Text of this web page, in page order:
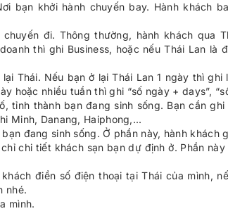
bạn khởi hành chuyến bay. Hành khách
đi. Thông thường, hành khách qua
thì ghi Business, hoặc nếu Thái Lan là
Thái. Nếu bạn ở lại Thái Lan 1 ngày thì ghi
hoặc nhiều tuần thì ghi “số ngày + days”,
tỉnh thành bạn đang sinh sống. Bạn cần
Minh, Danang, Haiphong,...
đang sinh sống. Ở phần này, hành khách
chi tiết khách sạn bạn dự định ở. Phần
điền số điện thoại tại Thái của mình,
nhé.
mình.